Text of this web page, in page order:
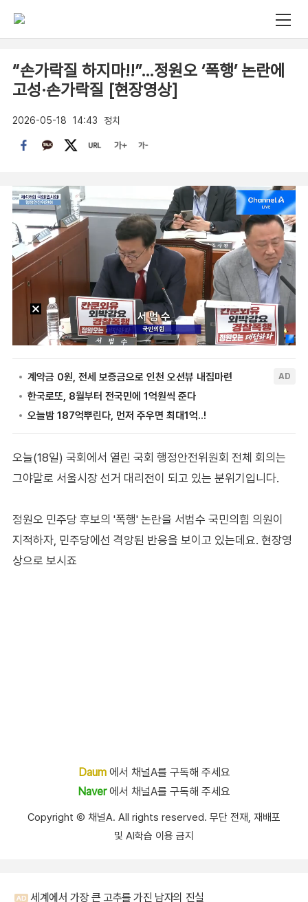
“손가락질 하지마!!”…정원오 ‘폭행’ 논란에
고성·손가락질 [현장영상]
2026-05-18 14:43 정치
오늘(18일) 국회에서 열린 국회 행정안전위원회 전체 회의는
그야말로 서울시장 선거 대리전이 되고 있는 분위기입니다.
정원오 민주당 후보의 '폭행' 논란을 서범수 국민의힘 의원이
지적하자, 민주당에선 격앙된 반응을 보이고 있는데요. 현장영
상으로 보시죠
Daum에서 채널A를 구독해 주세요
Naver에서 채널A를 구독해 주세요
Copyright Ⓒ 채널A. All rights reserved. 무단 전재, 재배포
및 AI학습 이용 금지